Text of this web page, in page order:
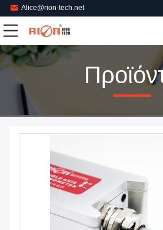
Alice@rion-tech.net